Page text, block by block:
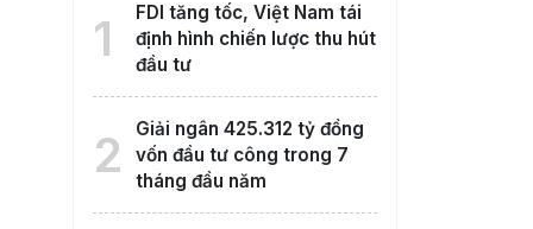
1
FDI tăng tốc, Việt Nam tái
định hình chiến lược thu hút
đầu tư
2
Giải ngân 425.312 tỷ đồng
vốn đầu tư công trong 7
tháng đầu năm